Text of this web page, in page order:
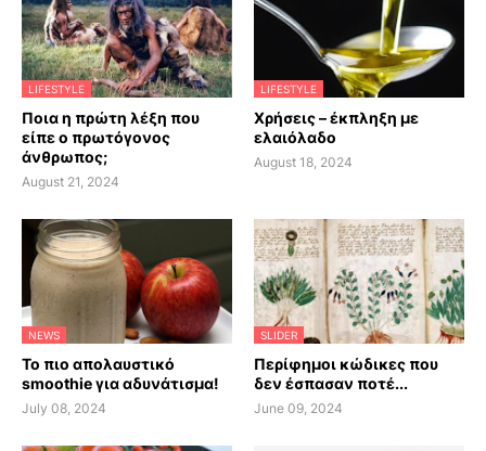
LIFESTYLE
Ποια η πρώτη λέξη που
είπε ο πρωτόγονος
άνθρωπος;
August 21, 2024
LIFESTYLE
Χρήσεις – έκπληξη με
ελαιόλαδο
August 18, 2024
NEWS
Το πιο απολαυστικό
smoothie για αδυνάτισμα!
July 08, 2024
SLIDER
Περίφημοι κώδικες που
δεν έσπασαν ποτέ...
June 09, 2024